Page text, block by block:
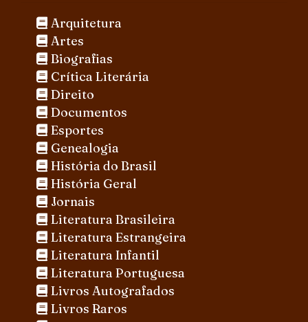
Arquitetura
Artes
Biografias
Crítica Literária
Direito
Documentos
Esportes
Genealogia
História do Brasil
História Geral
Jornais
Literatura Brasileira
Literatura Estrangeira
Literatura Infantil
Literatura Portuguesa
Livros Autografados
Livros Raros